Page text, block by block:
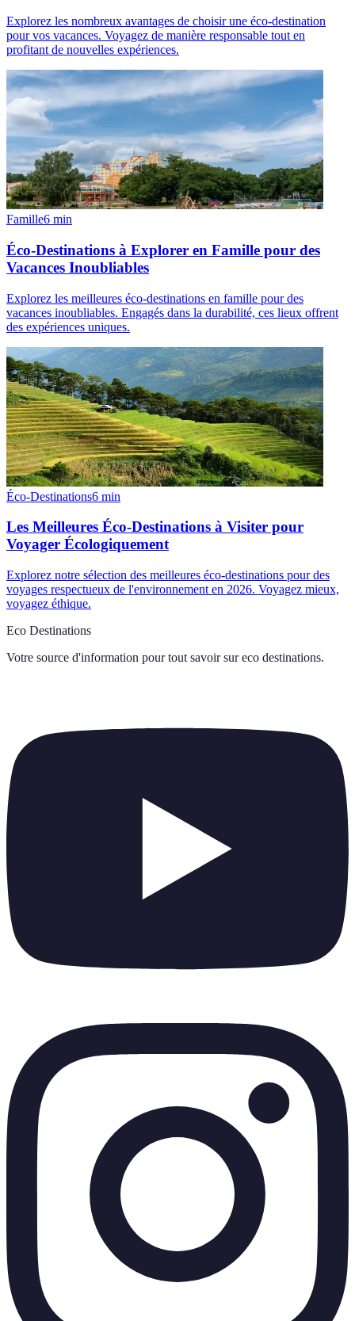
Explorez les nombreux avantages de choisir une éco-destination
pour vos vacances. Voyagez de manière responsable tout en
profitant de nouvelles expériences.
Famille6 min
Éco-Destinations à Explorer en Famille pour des
Vacances Inoubliables
Explorez les meilleures éco-destinations en famille pour des
vacances inoubliables. Engagés dans la durabilité, ces lieux offrent
des expériences uniques.
Éco-Destinations6 min
Les Meilleures Éco-Destinations à Visiter pour
Voyager Écologiquement
Explorez notre sélection des meilleures éco-destinations pour des
voyages respectueux de l'environnement en 2026. Voyagez mieux,
voyagez éthique.
Eco Destinations
Votre source d'information pour tout savoir sur eco destinations.